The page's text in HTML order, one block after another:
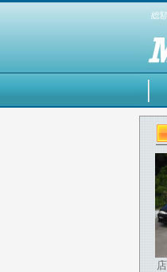
総